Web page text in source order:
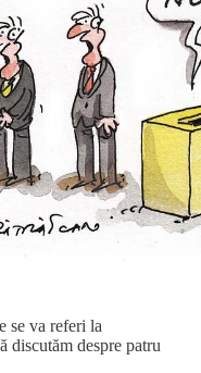
se va referi la
discutăm despre patru